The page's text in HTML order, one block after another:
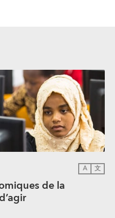
A 文
de la